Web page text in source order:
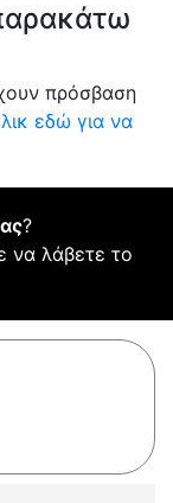
πρόσβαση
εδώ για να
?
να λάβετε το